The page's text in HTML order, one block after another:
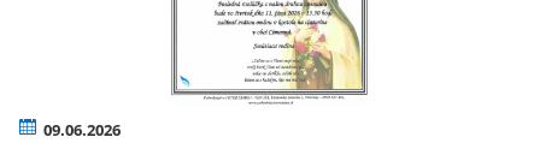
09.06.2026